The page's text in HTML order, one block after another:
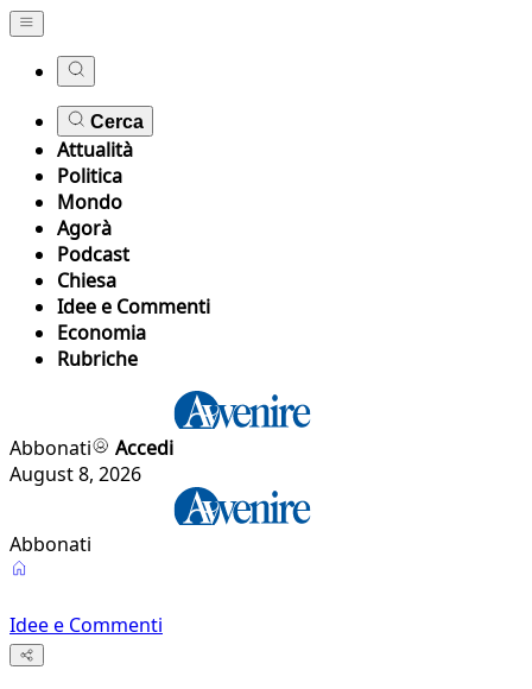
Cerca
Attualità
Politica
Mondo
Agorà
Podcast
Chiesa
Idee e Commenti
Economia
Rubriche
Abbonati
Accedi
August 8, 2026
Abbonati
Idee e Commenti